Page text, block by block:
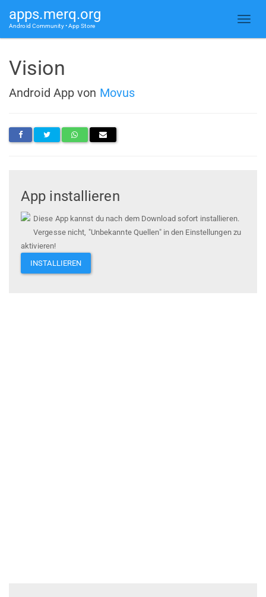
apps.merq.org
Android Community • App Store
Vision
Android App von Movus
App installieren
Diese App kannst du nach dem Download sofort installieren.
Vergesse nicht, "Unbekannte Quellen" in den Einstellungen zu
aktivieren!
INSTALLIEREN